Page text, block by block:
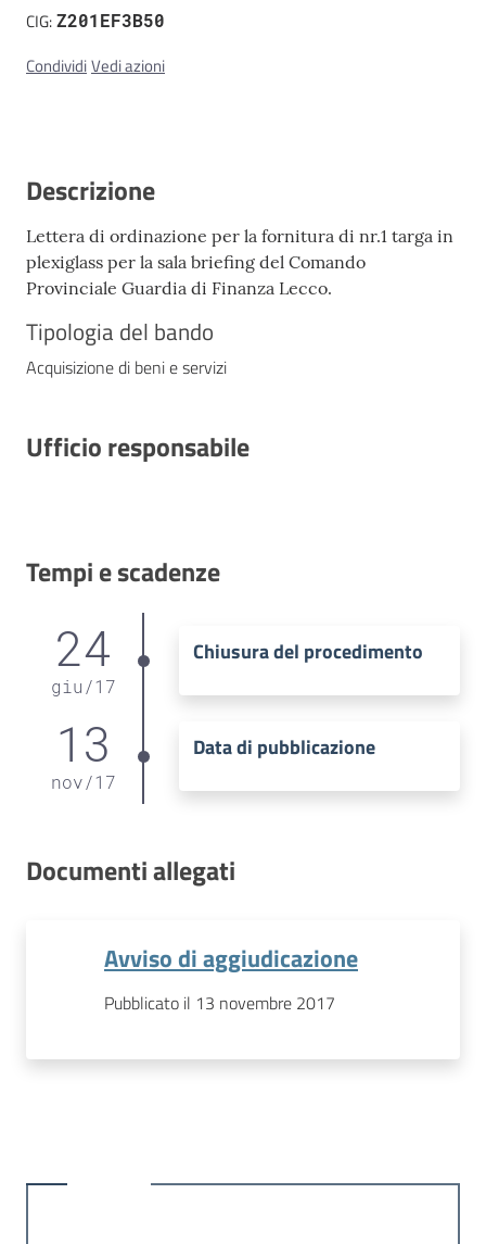
CIG:Z201EF3B50
CondividiVedi azioni
Descrizione
Lettera di ordinazione per la fornitura di nr.1 targa in
plexiglass per la sala briefing del Comando
Provinciale Guardia di Finanza Lecco.
Tipologia del bando
Acquisizione di beni e servizi
Ufficio responsabile
Tempi e scadenze
24
giu /17
Chiusura del procedimento
13
nov/17
Data di pubblicazione
Documenti allegati
Avviso di aggiudicazione
Pubblicato il 13 novembre 2017